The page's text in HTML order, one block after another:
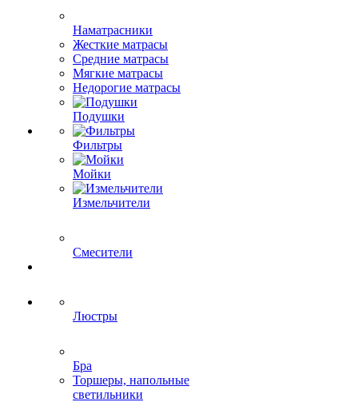
Наматрасники
Жесткие матрасы
Средние матрасы
Мягкие матрасы
Недорогие матрасы
Подушки
Фильтры
Мойки
Измельчители
Смесители
Люстры
Бра
Торшеры, напольные
светильники